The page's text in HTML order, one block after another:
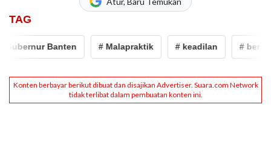
TAG
Banten # Malapraktik # keadilan # berita banten